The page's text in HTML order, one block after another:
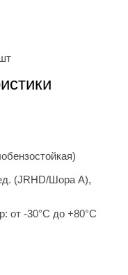
(JRHD/Шора А),
от -30°С до +80°С